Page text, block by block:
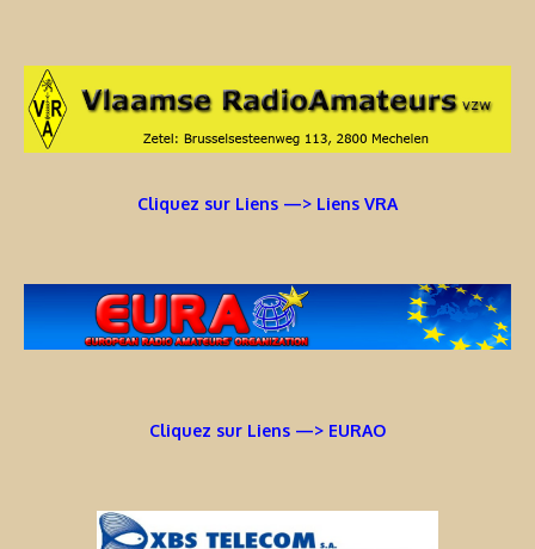
Cliquez sur Liens —> Liens VRA
Cliquez sur Liens —> EURAO